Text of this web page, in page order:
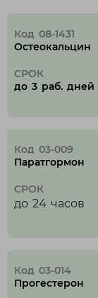
Код 08-1431
Остеокальцин
СРОК
до 3 раб. дней
Код 03-009
Паратгормон
СРОК
до 24 часов
Код 03-014
Прогестерон
Астана
Атырау
Б
Ж
Жаркент
Жезказган
Караганда